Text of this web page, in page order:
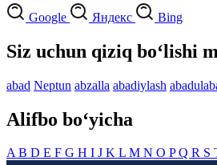
Google Яндекс Bing
Siz uchun qiziq bo‘lishi
abad Neptun abzalla abadiylash
Alifbo bo‘yicha
AB D E F G H I J K L M N O PQ R S